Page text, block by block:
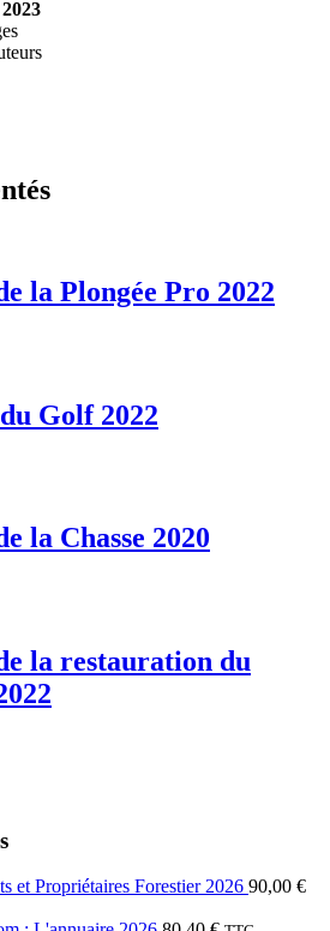
la Plongée Pro 2022
Golf 2022
la Chasse 2020
la restauration du
et Propriétaires Forestier 2026 90,00 €